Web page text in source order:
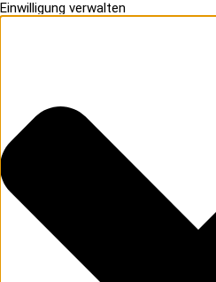
Einwilligung verwalten